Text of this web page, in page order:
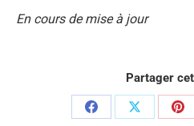
En cours de mise à jour
Partager
PartagerPartager